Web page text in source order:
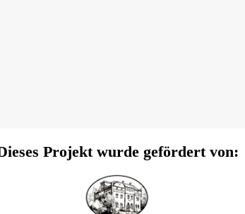
Projekt wurde gefördert von: